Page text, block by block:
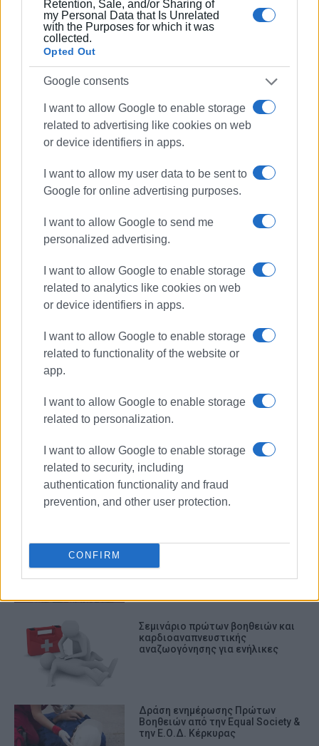
Retention, Sale, and/or Sharing of
my Personal Data that Is Unrelated
with the Purposes for which it was
collected.
Opted Out
Google consents
I want to allow Google to enable storage
related to advertising like cookies on web
or device identifiers in apps.
I want to allow my user data to be sent to
Google for online advertising purposes.
I want to allow Google to send me
personalized advertising.
I want to allow Google to enable storage
related to analytics like cookies on web
or device identifiers in apps.
I want to allow Google to enable storage
related to functionality of the website or
app.
I want to allow Google to enable storage
related to personalization.
I want to allow Google to enable storage
related to security, including
authentication functionality and fraud
prevention, and other user protection.
CONFIRM
Ελληνική Ενωση Ερευνας και Διάσωσης
Κέρκυρας
ΣΧΕΤΙΚA AΡΘΡΑ
Σεμινάριο πρώτων βοηθειών από
το ΕΚΑΒ για τους εργαζόμενους
του ΦΟΔΣΑ και του ΚΔΑΥ
Πολιτιστική χορευτική συνάντηση
παράδοση
Σεμινάριο πρώτων βοηθειών και
καρδιοαναπνευστικής
αναζωογόνησης για ενήλικες
Δράση ενημέρωσης Πρώτων
Βοηθειών από την Equal Society &
την Ε.Ο.Δ. Κέρκυρας